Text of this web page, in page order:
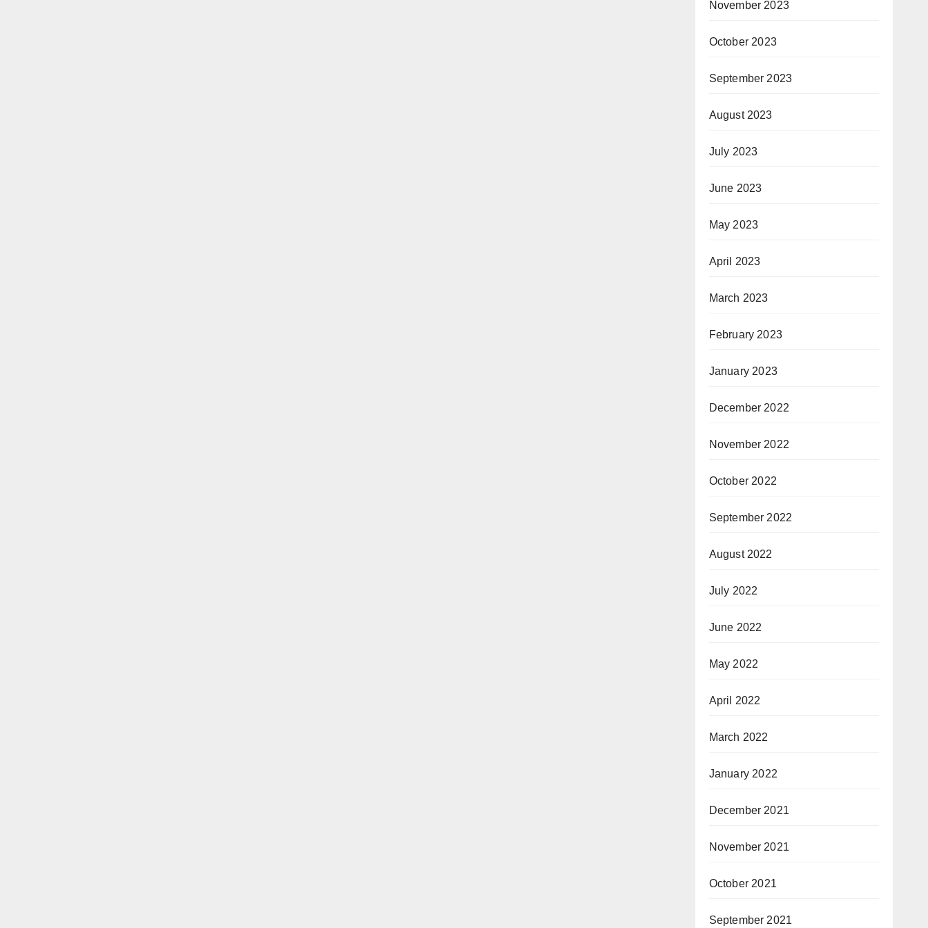
November 2023
October 2023
September 2023
August 2023
July 2023
June 2023
May 2023
April 2023
March 2023
February 2023
January 2023
December 2022
November 2022
October 2022
September 2022
August 2022
July 2022
June 2022
May 2022
April 2022
March 2022
January 2022
December 2021
November 2021
October 2021
September 2021